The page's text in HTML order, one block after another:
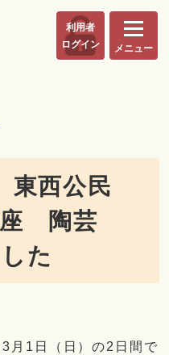
利用者
ログイン
メニュー
西公民
座 陶芸
た
月1日（日）の2日間で